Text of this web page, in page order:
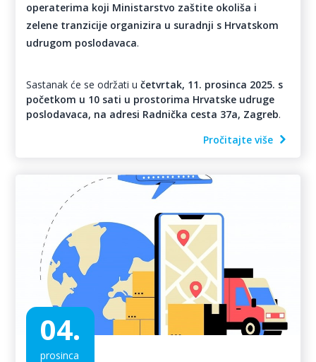
operaterima koji Ministarstvo zaštite okoliša i
zelene tranzicije organizira u suradnji s Hrvatskom
udrugom poslodavaca.
Sastanak će se održati u četvrtak, 11. prosinca 2025. s
početkom u 10 sati u prostorima Hrvatske udruge
poslodavaca, na adresi Radnička cesta 37a, Zagreb.
Pročitajte više
04.
prosinca